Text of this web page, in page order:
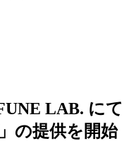
LAB. にて
の提供を開始